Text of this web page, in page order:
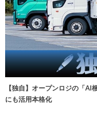
【独自】オープンロジの「
にも活用本格化